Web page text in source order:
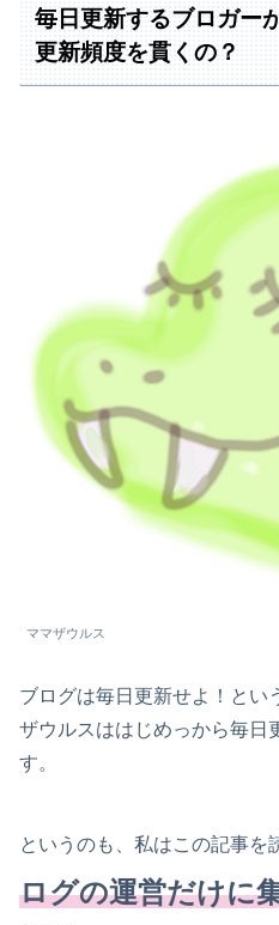
毎日更新するブロガー
更新頻度を貫くの？
ママザウルス
ブログは毎日更新せよ！とい
ザウルスははじめっから毎日
す。
というのも、私はこの記事を
ログの運営だけに